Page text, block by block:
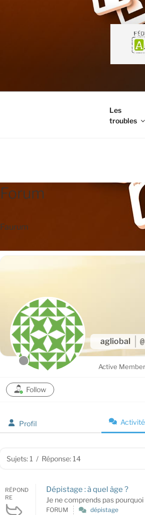
Les
troubles
FORUM
Forum
Faurum
agliobal
Active Member
Follow
Profil Activité
Sujets: 1 / Réponse: 14
RÉPOND
RE
Dépistage : à quel âge ?
Je ne comprends pas
FORUM dépistage